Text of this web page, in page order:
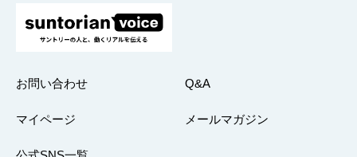
お問い合わせ Q&A
マイページ メールマガジン